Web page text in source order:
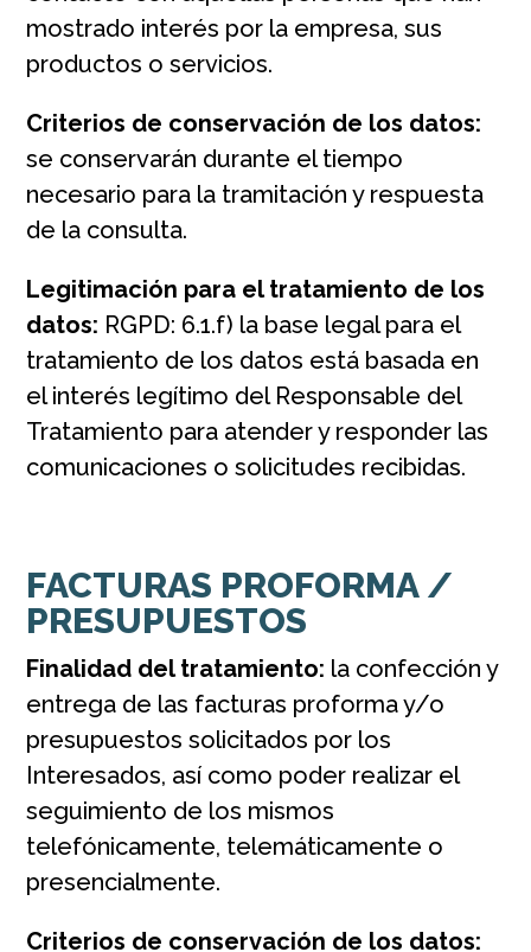
mostrado interés por la empresa, sus
productos o servicios.
Criterios de conservación de los datos:
se conservarán durante el tiempo
necesario para la tramitación y respuesta
de la consulta.
Legitimación para el tratamiento de los
datos: RGPD: 6.1.f) la base legal para el
tratamiento de los datos está basada en
el interés legítimo del Responsable del
Tratamiento para atender y responder las
comunicaciones o solicitudes recibidas.
FACTURAS PROFORMA /
PRESUPUESTOS
Finalidad del tratamiento: la confección y
entrega de las facturas proforma y/o
presupuestos solicitados por los
Interesados, así como poder realizar el
seguimiento de los mismos
telefónicamente, telemáticamente o
presencialmente.
Criterios de conservación de los datos: